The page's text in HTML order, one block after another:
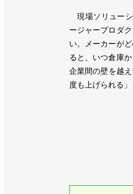
現場ソリューシ
ージャープロダ
い。メーカーが
ると、いつ倉庫
企業間の壁を越
度も上げられる」